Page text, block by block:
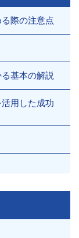
際の注意点
基本の解説
用した成功